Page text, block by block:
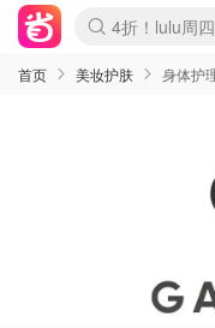
Boticinal 夏促
4折！lulu周
还没结束！
Joybuy变相
速领！
疑似霸哥！
Zalando 奥莱
Moncler反季
Coach
首页 美妆护肤 身体护